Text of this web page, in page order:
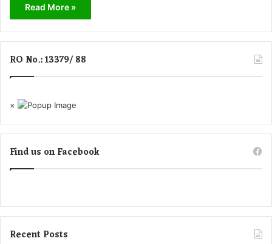
Read More »
RO No.: 13379/ 88
×
Find us on Facebook
Recent Posts